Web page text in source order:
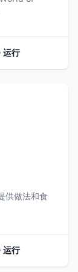
运行
供做法和食
运行